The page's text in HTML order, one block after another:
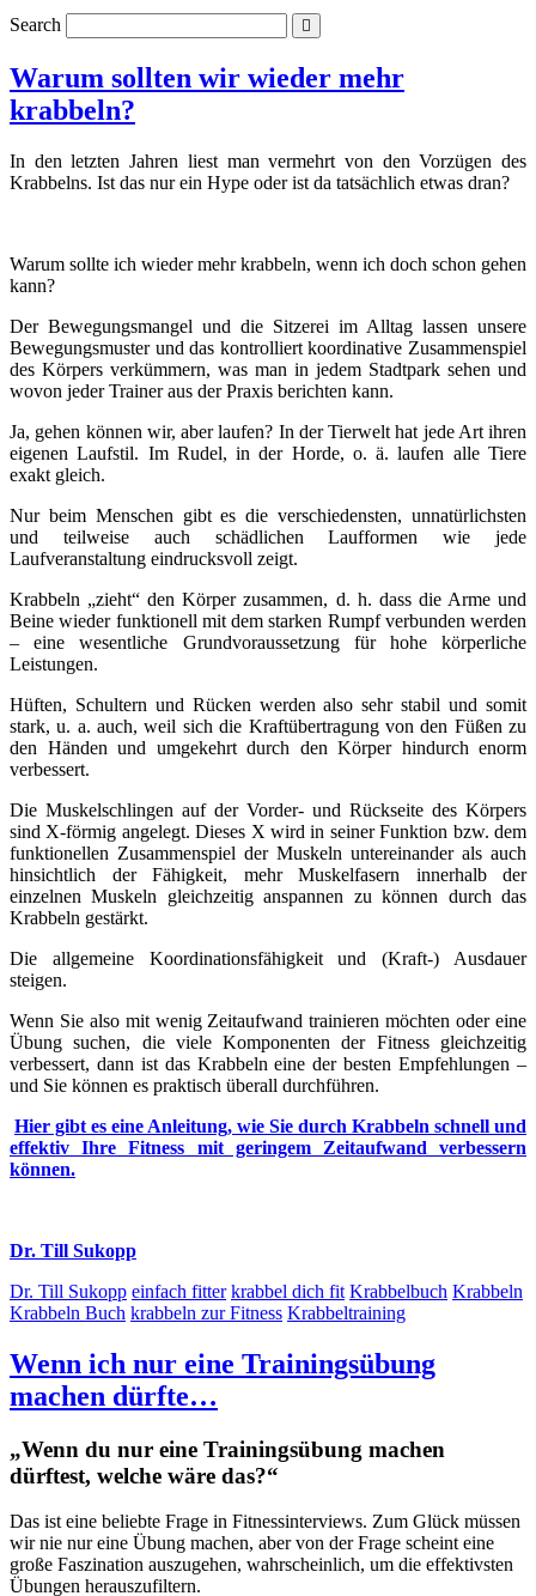
Search
Warum sollten wir wieder mehr
krabbeln?
In den letzten Jahren liest man vermehrt von den Vorzügen des
Krabbelns. Ist das nur ein Hype oder ist da tatsächlich etwas dran?
Warum sollte ich wieder mehr krabbeln, wenn ich doch schon gehen
kann?
Der Bewegungsmangel und die Sitzerei im Alltag lassen unsere
Bewegungsmuster und das kontrolliert koordinative Zusammenspiel
des Körpers verkümmern, was man in jedem Stadtpark sehen und
wovon jeder Trainer aus der Praxis berichten kann.
Ja, gehen können wir, aber laufen? In der Tierwelt hat jede Art ihren
eigenen Laufstil. Im Rudel, in der Horde, o. ä. laufen alle Tiere
exakt gleich.
Nur beim Menschen gibt es die verschiedensten, unnatürlichsten
und teilweise auch schädlichen Laufformen wie jede
Laufveranstaltung eindrucksvoll zeigt.
Krabbeln „zieht“ den Körper zusammen, d. h. dass die Arme und
Beine wieder funktionell mit dem starken Rumpf verbunden werden
– eine wesentliche Grundvoraussetzung für hohe körperliche
Leistungen.
Hüften, Schultern und Rücken werden also sehr stabil und somit
stark, u. a. auch, weil sich die Kraftübertragung von den Füßen zu
den Händen und umgekehrt durch den Körper hindurch enorm
verbessert.
Die Muskelschlingen auf der Vorder- und Rückseite des Körpers
sind X-förmig angelegt. Dieses X wird in seiner Funktion bzw. dem
funktionellen Zusammenspiel der Muskeln untereinander als auch
hinsichtlich der Fähigkeit, mehr Muskelfasern innerhalb der
einzelnen Muskeln gleichzeitig anspannen zu können durch das
Krabbeln gestärkt.
Die allgemeine Koordinationsfähigkeit und (Kraft-) Ausdauer
steigen.
Wenn Sie also mit wenig Zeitaufwand trainieren möchten oder eine
Übung suchen, die viele Komponenten der Fitness gleichzeitig
verbessert, dann ist das Krabbeln eine der besten Empfehlungen –
und Sie können es praktisch überall durchführen.
Hier gibt es eine Anleitung, wie Sie durch Krabbeln schnell und
effektiv Ihre Fitness mit geringem Zeitaufwand verbessern
können.
Dr. Till Sukopp
Dr. Till Sukopp einfach fitter krabbel dich fit Krabbelbuch Krabbeln
Krabbeln Buch krabbeln zur Fitness Krabbeltraining
Wenn ich nur eine Trainingsübung
machen dürfte…
„Wenn du nur eine Trainingsübung machen
dürftest, welche wäre das?“
Das ist eine beliebte Frage in Fitnessinterviews. Zum Glück müssen
wir nie nur eine Übung machen, aber von der Frage scheint eine
große Faszination auszugehen, wahrscheinlich, um die effektivsten
Übungen herauszufiltern.